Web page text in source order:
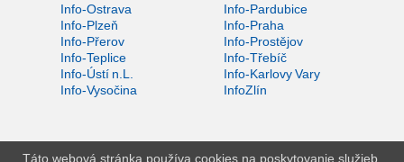
Info-Ostrava
Info-Pardubice
Info-Plzeň
Info-Praha
Info-Přerov
Info-Prostějov
Info-Teplice
Info-Třebíč
Info-Ústí n.L.
Info-Karlovy Vary
Info-Vysočina
InfoZlín
Táto webová stránka používa cookies na poskytovanie služieb,